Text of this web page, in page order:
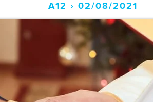
A12 › 02/08/2021